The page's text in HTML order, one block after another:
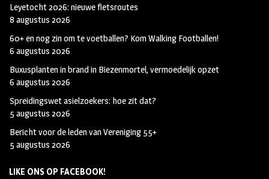
Leyetocht 2026: nieuwe fietsroutes
8 augustus 2026
60+ en nog zin om te voetballen? Kom Walking Footballen!
6 augustus 2026
Buxusplanten in brand in Biezenmortel, vermoedelijk opzet
6 augustus 2026
Spreidingswet asielzoekers: hoe zit dat?
5 augustus 2026
Bericht voor de leden van Vereniging 55+
5 augustus 2026
LIKE ONS OP FACEBOOK!